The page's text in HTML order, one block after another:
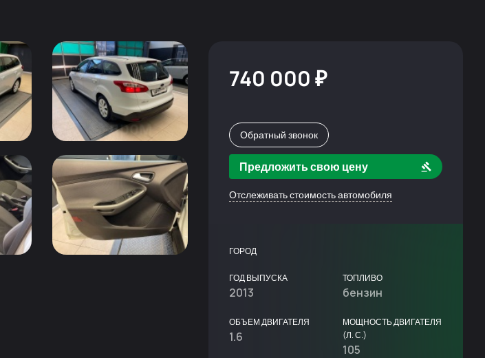
740 000 ₽
Обратный звонок
Предложить свою цену
Отслеживать стоимость автомобиля
ГОРОД
ГОД ВЫПУСКА
2013
ТОПЛИВО
бензин
ОБЪЕМ ДВИГАТЕЛЯ
1.6
МОЩНОСТЬ ДВИГАТЕЛЯ
(Л. С.)
105